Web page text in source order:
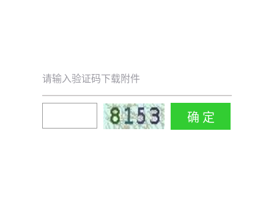
请输入验证码下载附件